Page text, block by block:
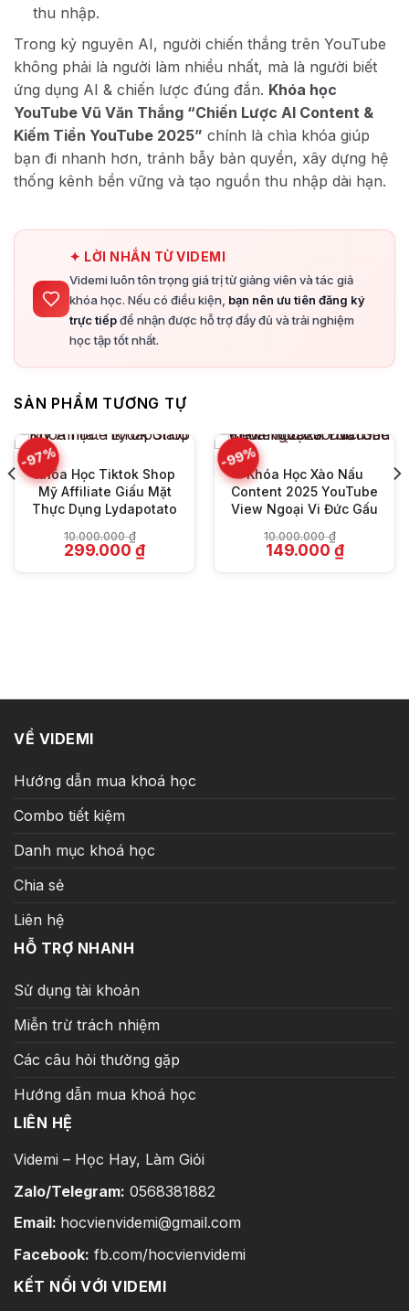
thu nhập.
Trong kỷ nguyên AI, người chiến thắng trên YouTube
không phải là người làm nhiều nhất, mà là người biết
ứng dụng AI & chiến lược đúng đắn. Khóa học
YouTube Vũ Văn Thắng “Chiến Lược AI Content &
Kiếm Tiền YouTube 2025” chính là chìa khóa giúp
bạn đi nhanh hơn, tránh bẫy bản quyền, xây dựng hệ
thống kênh bền vững và tạo nguồn thu nhập dài hạn.
✦ LỜI NHẮN TỪ VIDEMI
Videmi luôn tôn trọng giá trị từ giảng viên và tác giả
khóa học. Nếu có điều kiện, bạn nên ưu tiên đăng ký
trực tiếpđể nhận được hỗ trợ đầy đủ và trải nghiệm
học tập tốt nhất.
SẢN PHẨM TƯƠNG TỰ
-97%
Khóa Học Tiktok Shop
Mỹ Affiliate Giấu Mặt
Thực Dụng Lydapotato
10.000.000₫
Giá
gốc
299.000₫Giá
-99%
Khóa Học Xào Nấu
Content 2025 YouTube
View Ngoại Vi Đức Gấu
10.000.000₫
Giá
gốc
149.000₫Giá
hiện
VỀ VIDEMI
Hướng dẫn mua khoá học
Combo tiết kiệm
Danh mục khoá học
Chia sẻ
Liên hệ
HỖ TRỢ NHANH
Sử dụng tài khoản
Miễn trừ trách nhiệm
Các câu hỏi thường gặp
Hướng dẫn mua khoá học
LIÊN HỆ
Videmi – Học Hay, Làm Giỏi
Zalo/Telegram: 0568381882
Email: hocvienvidemi@gmail.com
Facebook: fb.com/hocvienvidemi
KẾT NỐI VỚI VIDEMI